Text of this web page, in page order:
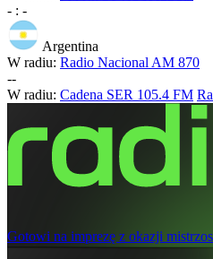
- : -
Argentina
W radiu: Radio Nacional AM 870
--
W radiu: Cadena SER 105.4 FM
Gotowi na imprezę z okazji